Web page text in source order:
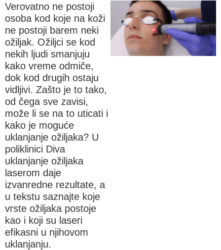
Verovatno ne postoji
osoba kod koje na koži
ne postoji barem neki
ožiljak. Ožiljci se kod
nekih ljudi smanjuju
kako vreme odmiče,
dok kod drugih ostaju
vidljivi. Zašto je to tako,
od čega sve zavisi,
može li se na to uticati i
kako je moguće
uklanjanje ožiljaka? U
poliklinici Diva
uklanjanje ožiljaka
laserom daje
izvanredne rezultate, a
u tekstu saznajte koje
vrste ožiljaka postoje
kao i koji su laseri
efikasni u njihovom
uklanjanju.